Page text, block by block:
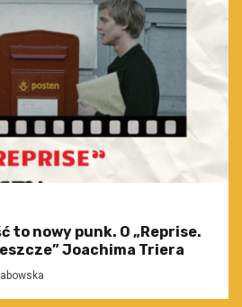
to nowy punk. O „Reprise.
Joachima Triera